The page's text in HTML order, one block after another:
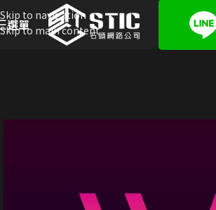
Skip to navigation
Skip to main content
選單